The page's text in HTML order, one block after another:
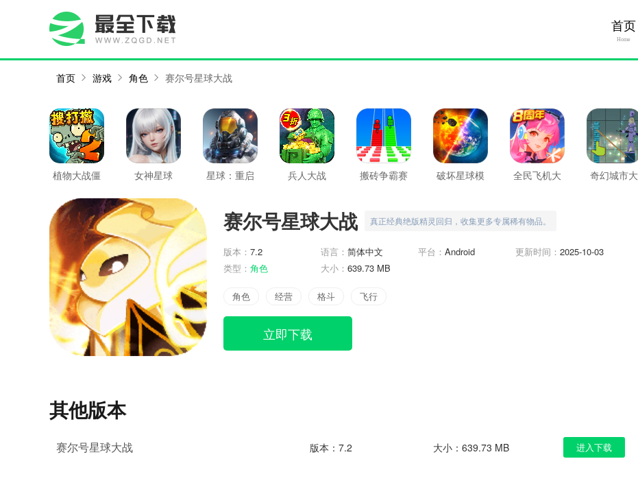
首页
Home
首页 游戏 角色 赛尔号星球大战
植物大战僵
女神星球 星球：重启 兵人大战 搬砖争霸赛
破坏星球模
全民飞机大
奇幻城市大
赛尔号星球大战 真正经典绝版精灵回归，收集更多专属稀有物品。
版本： 7.2 语言： 简体中文 平台： Android 更新时间： 2025-10-03
类型： 角色 大小： 639.73 MB
角色 经营 格斗 飞行
立即下载
其他版本
赛尔号星球大战 版本：7.2 大小：639.73 MB 进入下载